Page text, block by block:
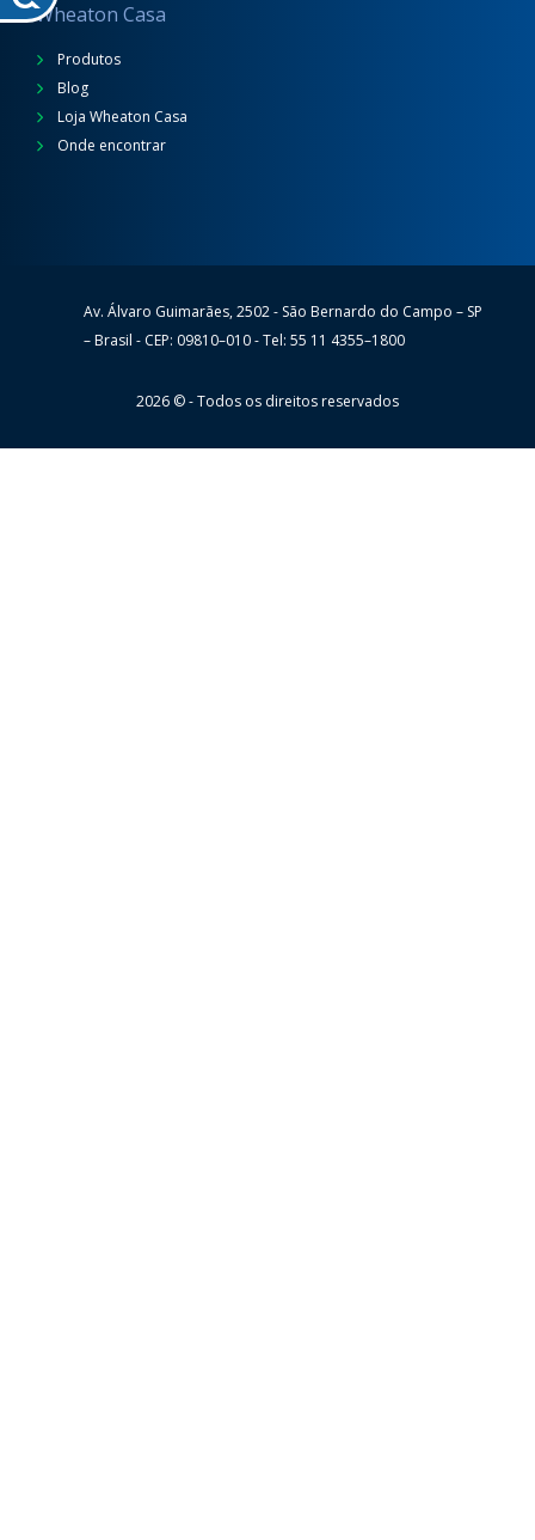
Wheaton Casa
Produtos
Blog
Loja Wheaton Casa
Onde encontrar
WheatonAv. Álvaro Guimarães, 2502 - São Bernardo do Campo – SP
– Brasil - CEP: 09810–010 - Tel: 55 11 4355–1800
2026 © - Todos os direitos reservados